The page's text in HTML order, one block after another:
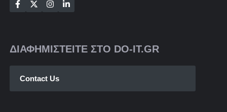
ΔΙΑΦΗΜΙΣΤΕΙΤΕ ΣΤΟ DO-IT.GR
Contact Us